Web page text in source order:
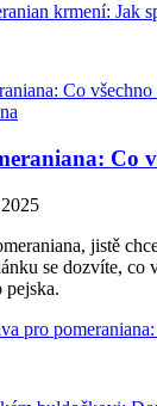
krmení: Jak
Co
jistě
se dozvíte, co
pejska.
pro